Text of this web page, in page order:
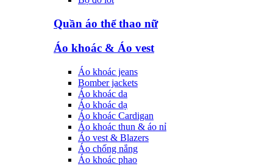
Quần áo thể thao nữ
Áo khoác & Áo vest
Áo khoác jeans
Bomber jackets
Áo khoác da
Áo khoác dạ
Áo khoác Cardigan
Áo khoác thun & áo nỉ
Áo vest & Blazers
Áo chống nắng
Áo khoác phao